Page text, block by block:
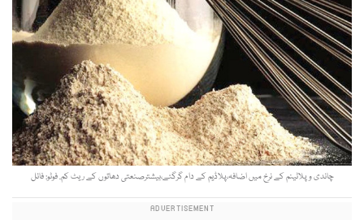
چاندی وپلاٹینم کے نرخ میں اضافہ،پلاڈیم کے دام گرگئے،بیشترصنعتی دھاتوں کے ریٹ کم. فوٹو: فائل